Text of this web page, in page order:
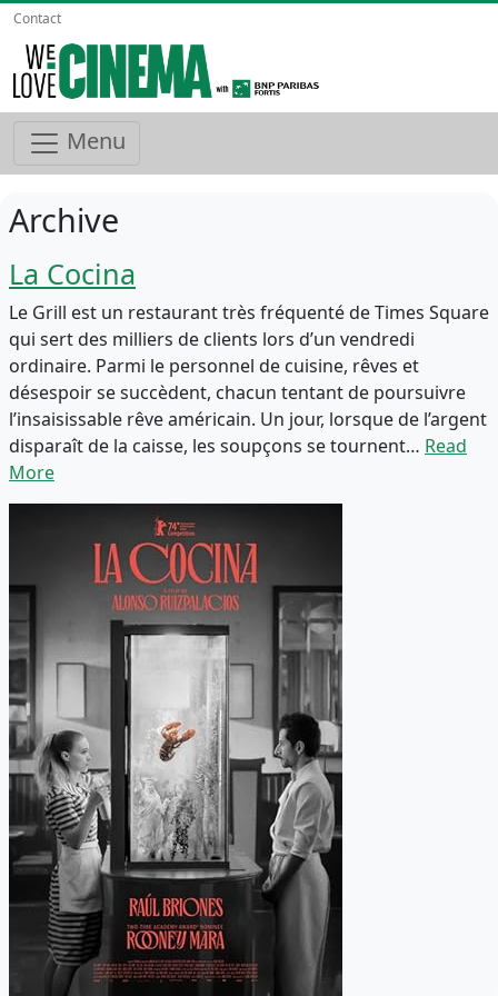
Contact
Menu
Archive
La Cocina
Le Grill est un restaurant très fréquenté de Times Square
qui sert des milliers de clients lors d’un vendredi
ordinaire. Parmi le personnel de cuisine, rêves et
désespoir se succèdent, chacun tentant de poursuivre
l’insaisissable rêve américain. Un jour, lorsque de l’argent
disparaît de la caisse, les soupçons se tournent… Read
More